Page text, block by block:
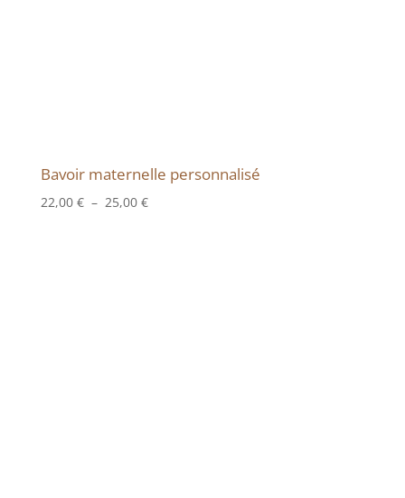
Bavoir maternelle personnalisé
22,00 € – 25,00 €Plage